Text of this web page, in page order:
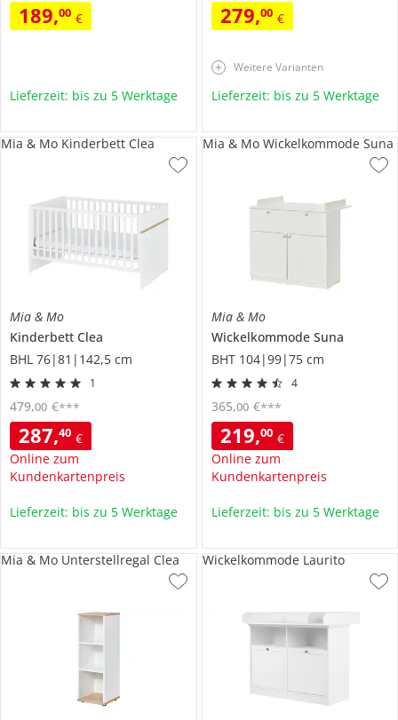
189,00 €
Lieferzeit: bis zu 5 Werktage
279,00 €
Weitere Varianten
Lieferzeit: bis zu 5 Werktage
Mia & Mo
Kinderbett Clea
BHL 76|81|142,5 cm
1
287,40 €
Online zum
Kundenkartenpreis
479,00 €***
Mia & Mo Kinderbett Clea
Lieferzeit: bis zu 5 Werktage
Mia & Mo
Wickelkommode Suna
BHT 104|99|75 cm
4
219,00 €
Online zum
Kundenkartenpreis
365,00 €***
Mia & Mo Wickelkommode Suna
Lieferzeit: bis zu 5 Werktage
Mia & Mo Unterstellregal Clea Wickelkommode Laurito